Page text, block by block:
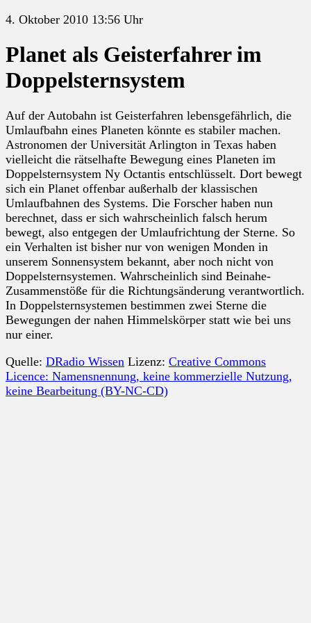
4. Oktober 2010 13:56 Uhr
Planet als Geisterfahrer im
Doppelsternsystem
Auf der Autobahn ist Geisterfahren lebensgefährlich, die
Umlaufbahn eines Planeten könnte es stabiler machen.
Astronomen der Universität Arlington in Texas haben
vielleicht die rätselhafte Bewegung eines Planeten im
Doppelsternsystem Ny Octantis entschlüsselt. Dort bewegt
sich ein Planet offenbar außerhalb der klassischen
Umlaufbahnen des Systems. Die Forscher haben nun
berechnet, dass er sich wahrscheinlich falsch herum
bewegt, also entgegen der Umlaufrichtung der Sterne. So
ein Verhalten ist bisher nur von wenigen Monden in
unserem Sonnensystem bekannt, aber noch nicht von
Doppelsternsystemen. Wahrscheinlich sind Beinahe-
Zusammenstöße für die Richtungsänderung verantwortlich.
In Doppelsternsystemen bestimmen zwei Sterne die
Bewegungen der nahen Himmelskörper statt wie bei uns
nur einer.
Quelle: DRadio Wissen Lizenz: Creative Commons
Licence: Namensnennung, keine kommerzielle Nutzung,
keine Bearbeitung (BY-NC-CD)